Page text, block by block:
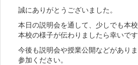
誠にありがとうございました。
本日の説明会を通して、少しでも本
本校の様子が伝わりましたら幸いです
今後も説明会や授業公開などがあり
参加ください。